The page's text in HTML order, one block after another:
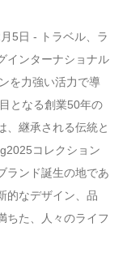
5日 - トラベル、ラ
インターナショナル
を力強い活力で導
となる創業50年の
、継承される伝統と
コレクション
ランド誕生の地であ
的なデザイン、品
ちた、人々のライフ